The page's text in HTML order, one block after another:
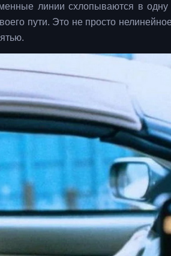
линии схлопываются в одну
пути. Это не просто